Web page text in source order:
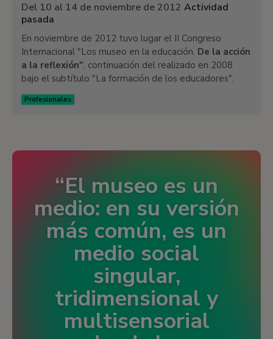
Del 10 al 14 de noviembre de 2012 Actividad
pasada
En noviembre de 2012 tuvo lugar el II Congreso
Internacional "Los museo en la educación. De la acción
a la reflexión", continuación del realizado en 2008
bajo el subtítulo "La formación de los educadores".
Profesionales
El museo es un
medio: en su versión
más común, es un
medio social
singular,
tridimensional y
multisensorial